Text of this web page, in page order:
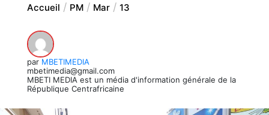
Accueil PM Mar 13
par MBETIMEDIA
mbetimedia@gmail.com
MBETI MEDIA est un média d'information générale de la
République Centrafricaine